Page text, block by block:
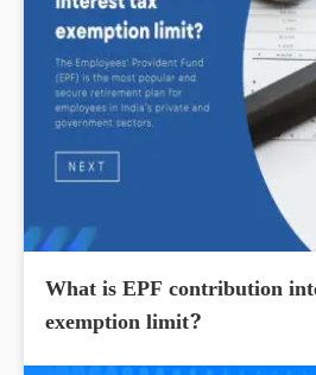
What is EPF contribution
exemption limit?